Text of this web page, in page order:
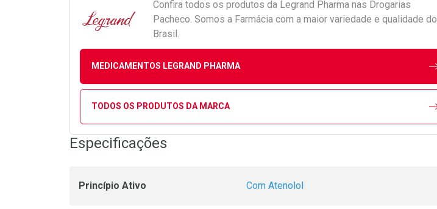
Confira todos os produtos da Legrand Pharma nas Drogarias
Pacheco. Somos a Farmácia com a maior variedade e qualidade do
Brasil.
MEDICAMENTOS LEGRAND PHARMA
TODOS OS PRODUTOS DA MARCA
Especificações
Princípio Ativo Com Atenolol